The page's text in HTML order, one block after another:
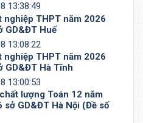
13:38:49
nghiệp THPT năm 2026
GD&ĐT Huế
13:08:22
nghiệp THPT năm 2026
GD&ĐT Hà Tĩnh
13:00:53
lượng Toán 12 năm
sở GD&ĐT Hà Nội (Đề số